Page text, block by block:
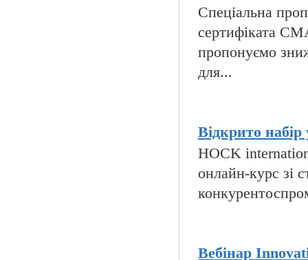
Спеціальна
сертифіката
пропонуємо
для...
Відкрито
HOCK
онлайн-курс зі
Вебінар